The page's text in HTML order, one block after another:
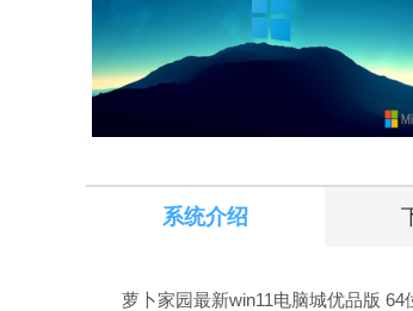
系统介绍
萝卜家园最新win11电脑城优品版 64